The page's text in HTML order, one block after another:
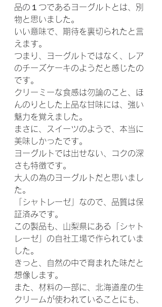
品の１つであるヨーグルトとは、別
物と思いました。
いい意味で、期待を裏切られたと言
えます。
つまり、ヨーグルトではなく、レア
のチーズケーキのようだと感じたの
です。
クリーミーな食感は勿論のこと、ほ
んのりとした上品な甘味には、強い
魅力を覚えました。
まさに、スイーツのようで、本当に
美味しかったです。
ヨーグルトでは出せない、コクの深
さも特徴です。
大人の為のヨーグルトだと思いまし
た。
「シャトレーゼ」なので、品質は保
証済みです。
この製品も、山梨県にある「シャト
レーゼ」の自社工場で作られていま
した。
きっと、自然の中で育まれた味だと
想像します。
また、材料の一部に、北海道産の生
クリームが使われていることにも、